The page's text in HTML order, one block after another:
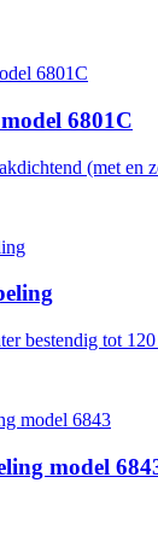
6801C
(met en
bestendig tot
model